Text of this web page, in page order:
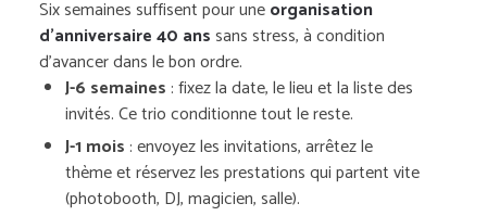
Six semaines suffisent pour uneorganisation
d’anniversaire 40 anssans stress, à condition
d’avancer dans le bon ordre.
J-6 semaines : fixez la date, le lieu et la liste des
invités. Ce trio conditionne tout le reste.
J-1 mois : envoyez les invitations, arrêtez le
thème et réservez les prestations qui partent vite
(photobooth, DJ, magicien, salle).